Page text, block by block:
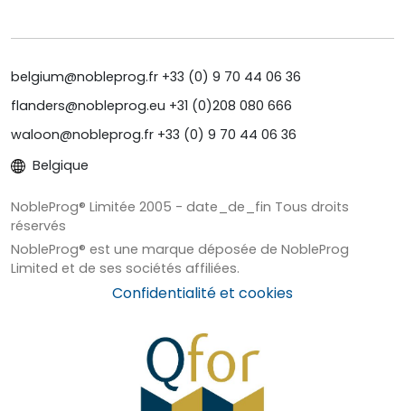
belgium@nobleprog.fr +33 (0) 9 70 44 06 36
flanders@nobleprog.eu +31 (0)208 080 666
waloon@nobleprog.fr +33 (0) 9 70 44 06 36
Belgique
NobleProg® Limitée 2005 - date_de_fin Tous droits
réservés
NobleProg® est une marque déposée de NobleProg
Limited et de ses sociétés affiliées.
Confidentialité et cookies